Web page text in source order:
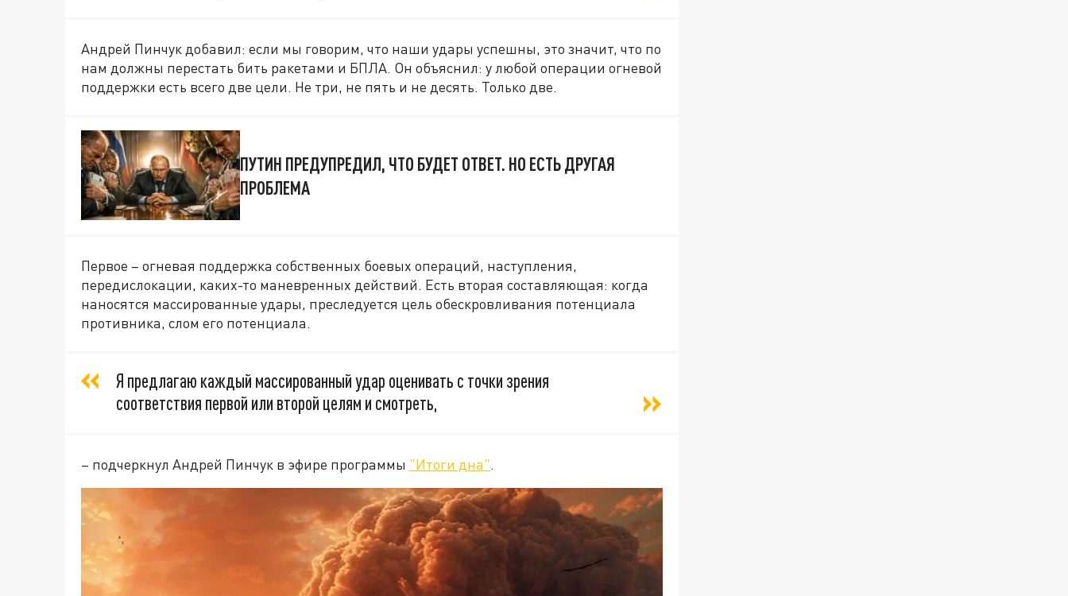
Андрей Пинчук добавил: если мы говорим, что наши удары успешны, это значит, что по
нам должны перестать бить ракетами и БПЛА. Он объяснил: у любой операции огневой
поддержки есть всего две цели. Не три, не пять и не десять. Только две.
ПУТИН ПРЕДУПРЕДИЛ, ЧТО БУДЕТ ОТВЕТ. НО ЕСТЬ ДРУГАЯ
ПРОБЛЕМА
Первое – огневая поддержка собственных боевых операций, наступления,
передислокации, каких-то маневренных действий. Есть вторая составляющая: когда
наносятся массированные удары, преследуется цель обескровливания потенциала
противника, слом его потенциала.
Я предлагаю каждый массированный удар оценивать с точки зрения
соответствия первой или второй целям и смотреть,
– подчеркнул Андрей Пинчук в эфире программы "Итоги дна".